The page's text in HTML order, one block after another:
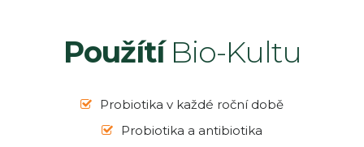
PoužítíBio-Kultu
Probiotika v každé roční době
Probiotika a antibiotika